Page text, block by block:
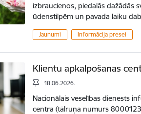
izbraucienos, piedalās dažādās
ūdenstilpēm un pavada laiku
Jaunumi Informācija presei
Klientu apkalpošanas
18.06.2026.
Nacionālais veselības dienests
centra (tālruņa numurs